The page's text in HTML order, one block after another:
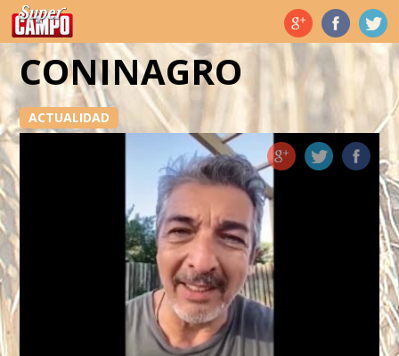
Temas de hoy
CONINAGRO
ACTUALIDAD